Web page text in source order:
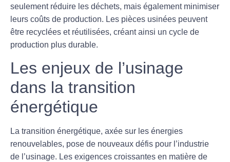
seulement réduire les déchets, mais également minimiser
leurs coûts de production. Les pièces usinées peuvent
être recyclées et réutilisées, créant ainsi un cycle de
production plus durable.
Les enjeux de l’usinage
dans la transition
énergétique
La transition énergétique, axée sur les énergies
renouvelables, pose de nouveaux défis pour l’industrie
de l’usinage. Les exigences croissantes en matière de